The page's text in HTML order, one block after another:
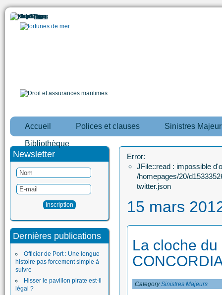
Accueil Polices et clauses Sinistres
Bibliothèque
Newsletter
Dernières publications
Officier de Port : Une longue
histoire pas forcement simple à
suivre
Hisser le pavillon pirate est-il
légal ?
Error:
JFile::read : impossible
/homepages/20/
twitter.json
15 mars
La cloche du
CategorySinistres Majeurs